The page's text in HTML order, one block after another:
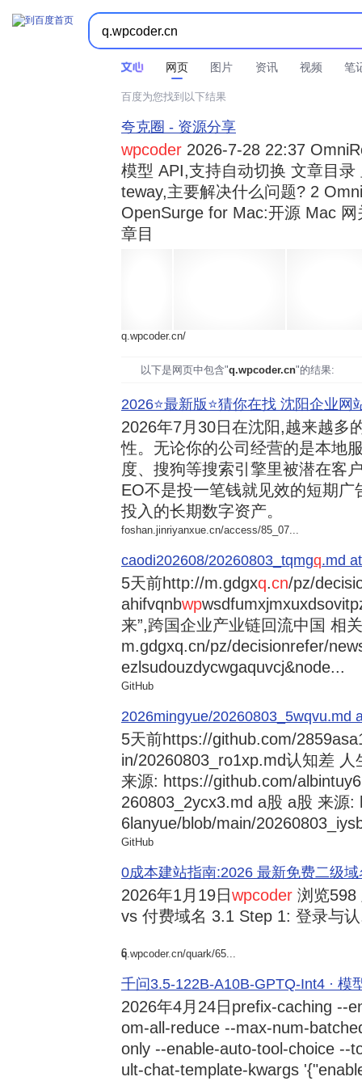
网页 图片 资讯 视频 笔
时间不限  所有网页和文件  站点内检索 
百度为您找到以下结果
夸克圈 - 资源分享
wpcoder 2026-7-28 22:37
模型 API,支持自动切换 文章目
teway,主要解决什么问题? 2
OpenSurge for Mac:开源 Mac
章目
q.wpcoder.cn/
以下是网页中包含"q.wpcoder.cn"的结果:
2026⭐️最新版⭐️猜你在找 沈阳企业网
2026年7月30日在沈阳,越来越多
性。无论你的公司经营的是本地
度、搜狗等搜索引擎里被潜在客
EO不是投一笔钱就见效的短期
投入的长期数字资产。
foshan.jinriyanxue.cn/access/85_07...
caodi202608/20260803_tqmgq.md
5天前http://m.gdgxq.cn/pz/
ahifvqnbwp
来”,跨国企业产业链回流中国 相
m.gdgxq.cn/pz/decisionrefer/
ezlsudouzdycwgaquvcj&node...
GitHub
2026mingyue/20260803_5wqvu.md
5天前https://github.com/
in/20260803_ro1xp.md认知差
来源: https://github.com/
260803_2ycx3.md a股 a股 来源
6lanyue/blob/main/
GitHub
0成本建站指南:2026 最新免费二级
2026年1月19日wpcoder 浏览598
vs 付费域名 3.1 Step 1: 登录与
6
q.wpcoder.cn/quark/65...
千问3.5-122B-A10B-GPTQ-Int4 · 模
2026年4月24日 prefix-caching --
om-all-reduce --max-num-
only --enable-auto-tool-choice --
ult-chat-template-kwargs